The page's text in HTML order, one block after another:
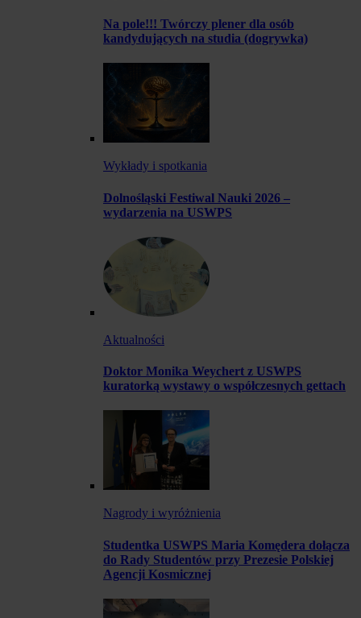
Na pole!!! Twórczy plener dla osób
kandydujących na studia (dogrywka)
Wykłady i spotkania
Dolnośląski Festiwal Nauki 2026 –
wydarzenia na USWPS
Aktualności
Doktor Monika Weychert z USWPS
kuratorką wystawy o współczesnych gettach
Nagrody i wyróżnienia
Studentka USWPS Maria Komędera dołącza
do Rady Studentów przy Prezesie Polskiej
Agencji Kosmicznej